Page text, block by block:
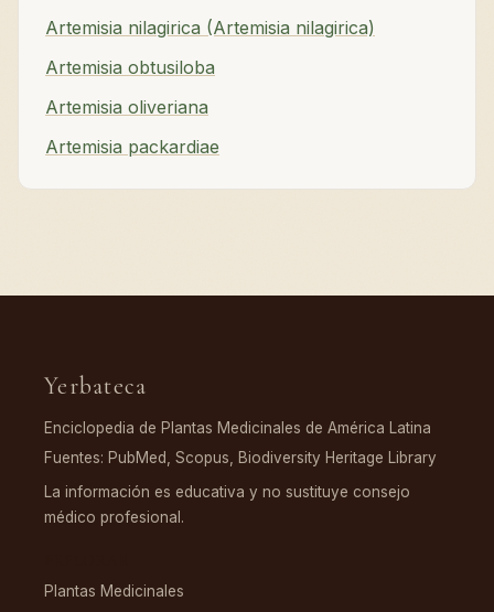
Artemisia nilagirica (Artemisia nilagirica)
Artemisia obtusiloba
Artemisia oliveriana
Artemisia packardiae
Yerbateca
Enciclopedia de Plantas Medicinales de América Latina
Fuentes: PubMed, Scopus, Biodiversity Heritage Library
La información es educativa y no sustituye consejo
médico profesional.
Plantas Medicinales